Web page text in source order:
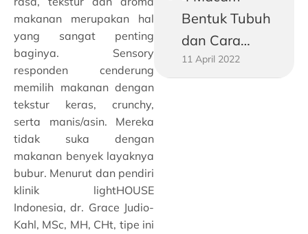
makanan merupakan hal
yang sangat penting
baginya. Sensory
responden cenderung
memilih makanan dengan
tekstur keras, crunchy,
serta manis/asin. Mereka
tidak suka dengan
makanan benyek layaknya
bubur. Menurut dan pendiri
klinik lightHOUSE
Indonesia, dr. Grace Judio-
Kahl, MSc, MH, CHt, tipe ini
Bentuk Tubuh
dan Cara
Mengukurnya!
11 April 2022